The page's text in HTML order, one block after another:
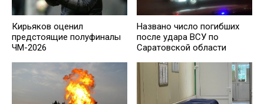
Кирьяков оценил
предстоящие полуфиналы
ЧМ-2026
Названо число погибших
после удара ВСУ по
Саратовской области